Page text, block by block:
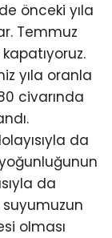
önceki yıla
Temmuz
yıla oranla
civarında
da
da
suyumuzun
olması